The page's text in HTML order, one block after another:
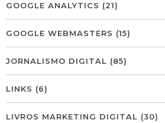
GOOGLE ANALYTICS (21)
GOOGLE WEBMASTERS (15)
JORNALISMO DIGITAL (85)
LINKS (6)
LIVROS MARKETING DIGITAL (30)